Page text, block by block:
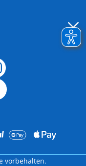
vorbehalten.